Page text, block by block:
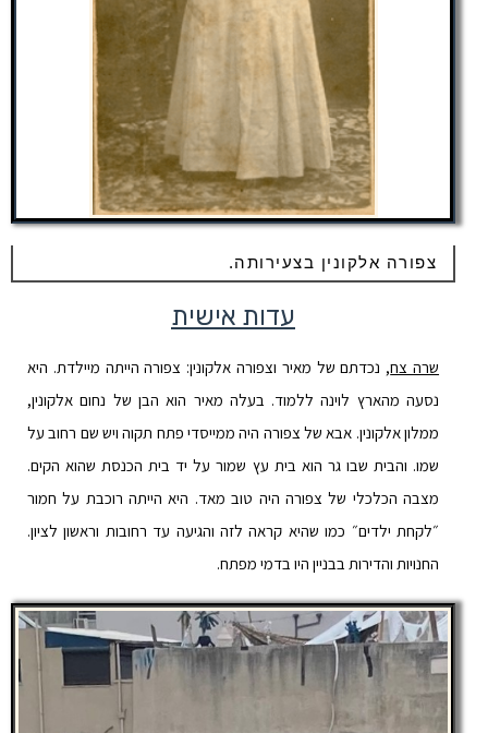
צפורה אלקונין בצעירותה.
עדות אישית
שרה צח, נכדתם של מאיר וצפורה אלקונין: צפורה הייתה מיילדת. היא
נסעה מהארץ לוינה ללמוד. בעלה מאיר הוא הבן של נחום אלקונין,
ממלון אלקונין. אבא של צפורה היה ממייסדי פתח תקוה ויש שם רחוב על
שמו. והבית שבו גר הוא בית עץ שמור על יד בית הכנסת שהוא הקים.
מצבה הכלכלי של צפורה היה טוב מאד. היא הייתה רוכבת על חמור
״לקחת ילדים״ כמו שהיא קראה לזה והגיעה עד רחובות וראשון לציון.
החנויות והדירות בבניין היו בדמי מפתח.